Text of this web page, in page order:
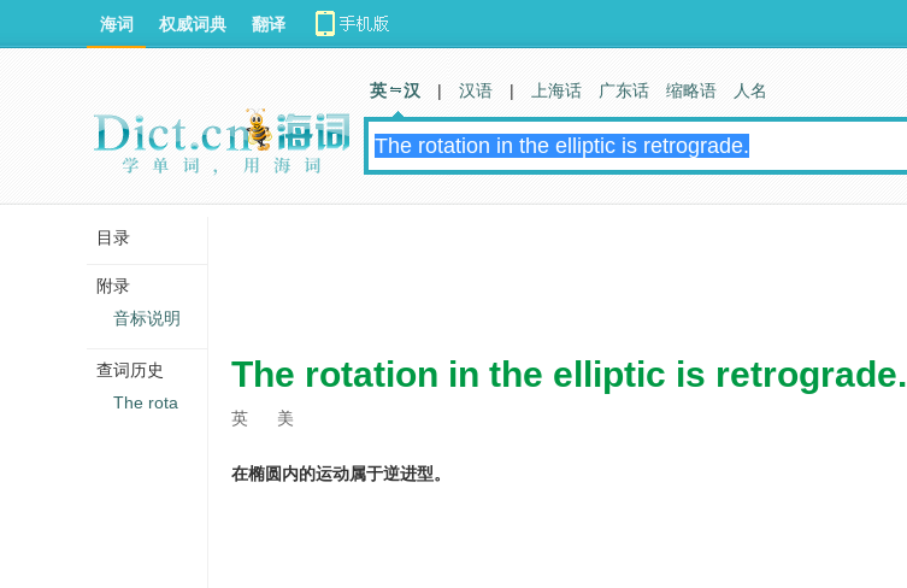
The rotation in the elliptic is retrograde.
英 美
在椭圆内的运动属于逆进型。
海词 权威词典 翻译
英 汉 | 汉语 | 上海话 广东话 缩略语 人名
目录
附录
音标说明
查词历史
The rota